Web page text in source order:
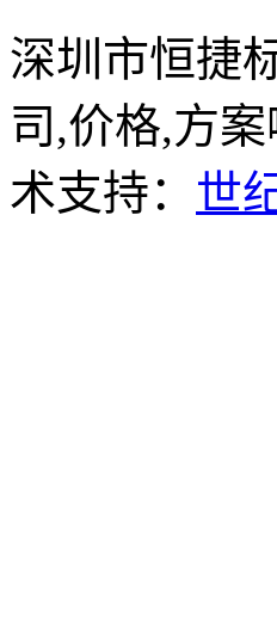
深圳市恒捷
司,价格,方
术支持： 世